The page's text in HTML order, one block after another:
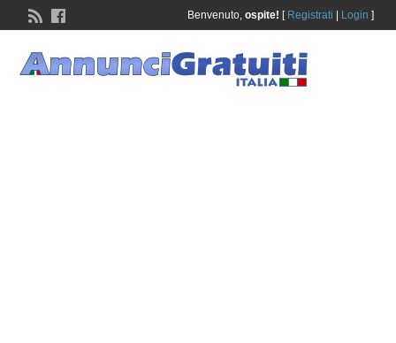
Benvenuto, ospite! [ Registrati Login ]